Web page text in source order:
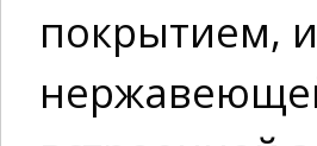
покрытием,